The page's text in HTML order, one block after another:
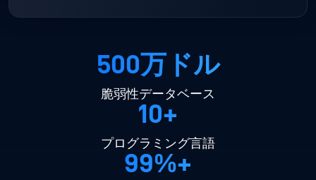
500万ドル
脆弱性データベース
10+
プログラミング言語
99%+